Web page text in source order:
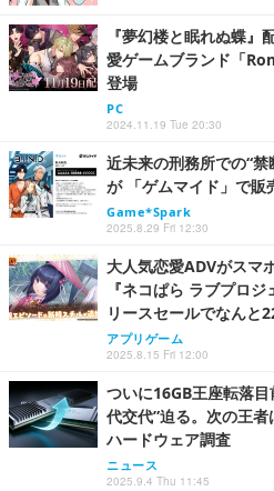
『夢幻楼と眠れぬ蝶』
愛ゲームブランド「
登場
PC
2024.11.19 Tue 20:30
近未来の刑務所での“禁
が 「ゲムマイド」で販
Game*Spark
2025.8.29 Fri 12:30
大人気恋愛ADVがスマ
『ネコぱら ラブプロ
リースセールでなんと
アプリゲーム
2025.8.15 Fri 12:00
ついに16GB王座転落
代交代”迫る。次の王
ハードウェア調査
ニュース
2025.9.4 Thu 11:45